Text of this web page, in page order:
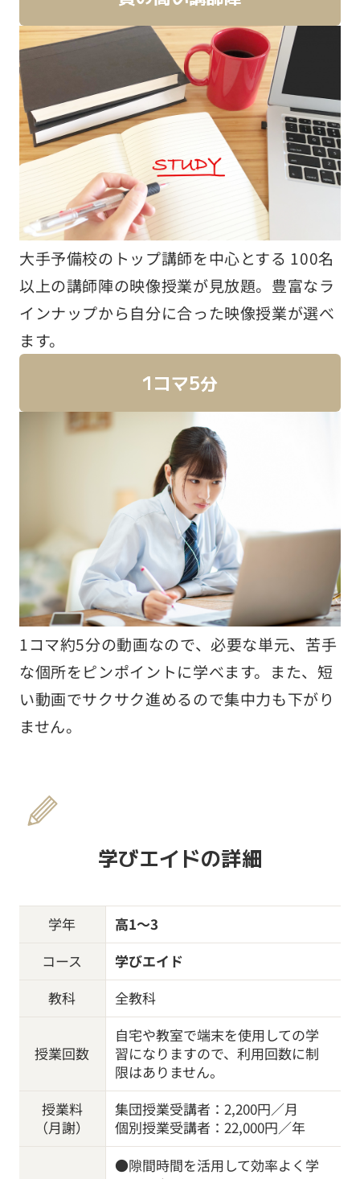
大手予備校のトップ講師を中心とする 100名
以上の講師陣の映像授業が見放題。豊富なラ
インナップから自分に合った映像授業が選べ
ます。
1コマ5分
1コマ約5分の動画なので、必要な単元、苦手
な個所をピンポイントに学べます。また、短
い動画でサクサク進めるので集中力も下がり
ません。
学びエイドの詳細
学年
高1～3
コース
学びエイド
教科
全教科
授業回数
自宅や教室で端末を使用しての学
習になりますので、利用回数に制
限はありません。
授業料
（月謝）
集団授業受講者：2,200円／月
個別授業受講者：22,000円／年
●隙間時間を活用して効率よく学